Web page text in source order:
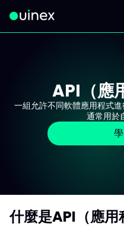
API（應
一組允許不同軟體應用程式
通常用於
什麼是API（應用